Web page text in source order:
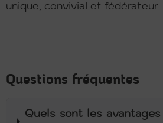
unique, convivial et fédérateur.
Questions fréquentes
Quels sont les